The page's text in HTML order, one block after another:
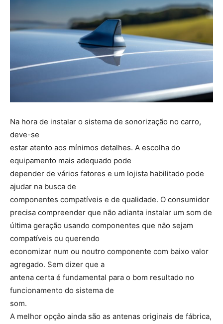
Na hora de instalar o sistema de sonorização no carro,
deve-se
estar atento aos mínimos detalhes. A escolha do
equipamento mais adequado pode
depender de vários fatores e um lojista habilitado pode
ajudar na busca de
componentes compatíveis e de qualidade. O consumidor
precisa compreender que não adianta instalar um som de
última geração usando componentes que não sejam
compatíveis ou querendo
economizar num ou noutro componente com baixo valor
agregado. Sem dizer que a
antena certa é fundamental para o bom resultado no
funcionamento do sistema de
som.
A melhor opção ainda são as antenas originais de fábrica,